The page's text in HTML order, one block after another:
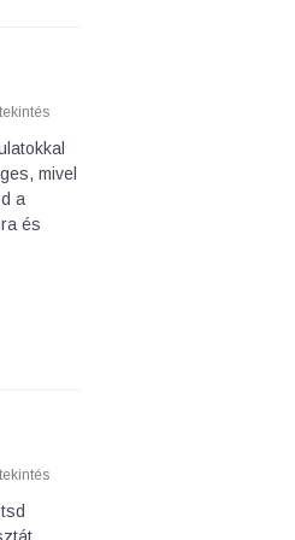
mivel
a
és